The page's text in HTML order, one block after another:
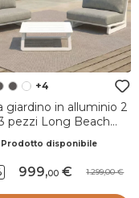
+4
giardino in alluminio 2
pezzi Long Beach
Prodotto disponibile
999,00 1.299,00